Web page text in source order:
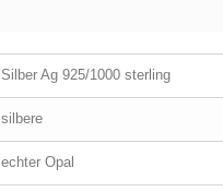
Silber Ag 925/1000 sterling
silbere
echter Opal